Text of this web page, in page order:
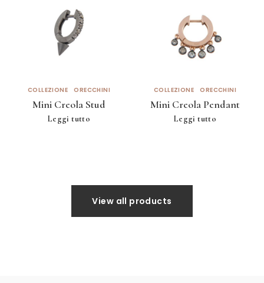
COLLEZIONE ORECCHINI
Mini Creola Stud
Leggi tutto
COLLEZIONE ORECCHINI
Mini Creola Pendant
Leggi tutto
View all products